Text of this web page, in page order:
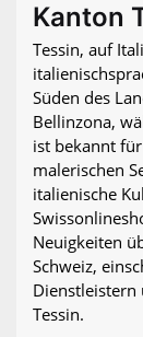
Kanton
Tessin, auf
Süden des
Bellinzona,
ist bekannt
malerischen
italienische
Neuigkeiten
Schweiz,
Dienstleistern
Tessin.